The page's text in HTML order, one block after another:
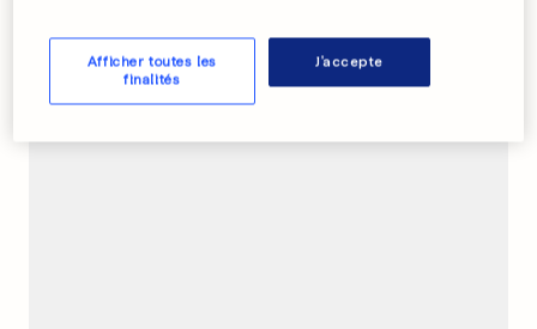
Afficher toutes les
finalités
J'accepte